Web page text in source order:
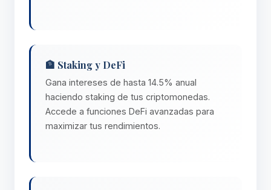
🏦 Staking y DeFi
Gana intereses de hasta 14.5% anual
haciendo staking de tus criptomonedas.
Accede a funciones DeFi avanzadas para
maximizar tus rendimientos.